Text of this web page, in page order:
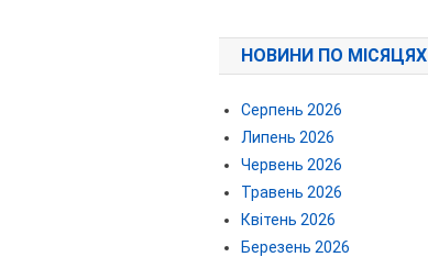
НОВИНИ ПО МІСЯЦЯХ
Серпень 2026
Липень 2026
Червень 2026
Травень 2026
Квітень 2026
Березень 2026